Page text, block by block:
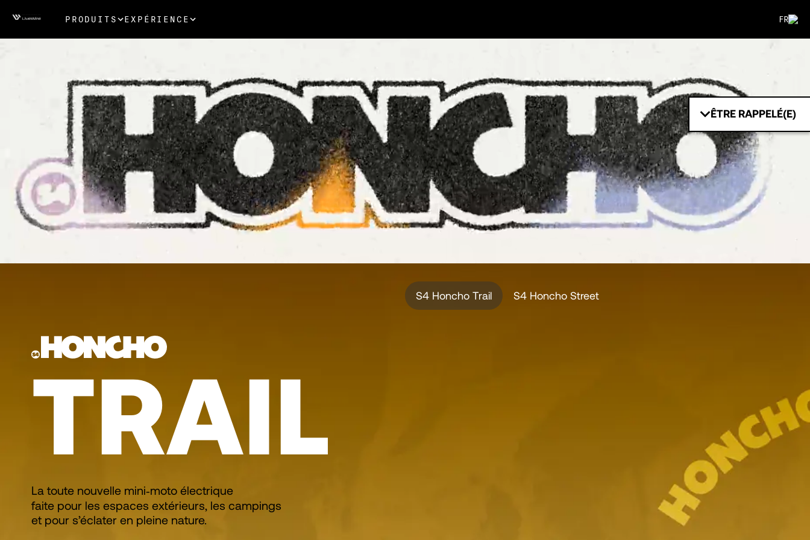
PRODUITS EXPÉRIENCE FR
ÊTRE RAPPELÉ(E)
S4 Honcho Trail S4 Honcho Street
TRAIL
La toute nouvelle mini‑moto électrique
faite pour les espaces extérieurs, les campings
et pour s’éclater en pleine nature.